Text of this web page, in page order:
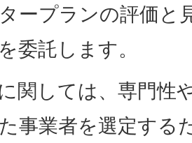
ープランの評価と
委託します。
関しては、専門性
事業者を選定する